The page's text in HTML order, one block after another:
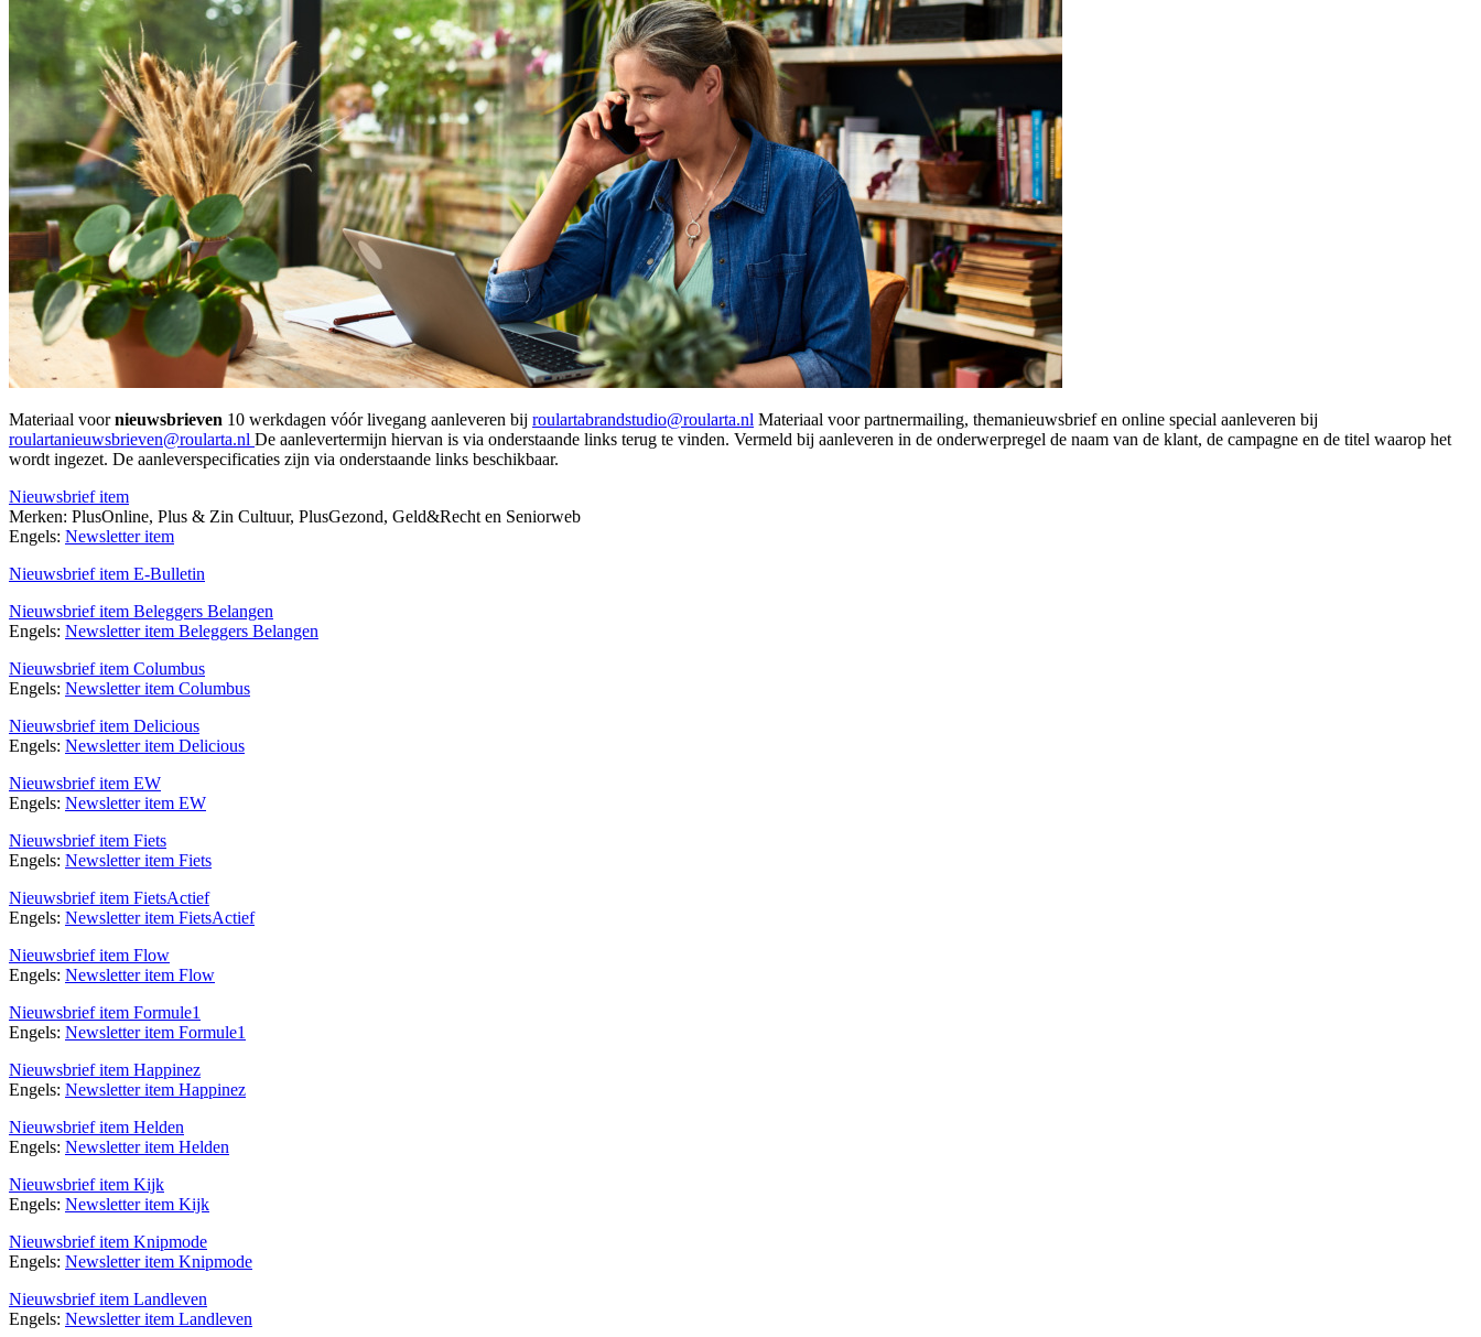
Materiaal voornieuwsbrieven 10 werkdagen vóór livegang aanleveren bij roulartabrandstudio@roularta.nl Materiaal voor partnermailing, themanieuwsbrief en online special aanleveren bij
roulartanieuwsbrieven@roularta.nl De aanlevertermijn hiervan is via onderstaande links terug te vinden. Vermeld bij aanleveren in de onderwerpregel de naam van de klant, de campagne en de titel waarop het
wordt ingezet. De aanleverspecificaties zijn via onderstaande links beschikbaar.
Nieuwsbrief item
Merken: PlusOnline, Plus & Zin Cultuur, PlusGezond, Geld&Recht en Seniorweb
Engels: Newsletter item
Nieuwsbrief item E-Bulletin
Nieuwsbrief item Beleggers Belangen
Engels: Newsletter item Beleggers Belangen
Nieuwsbrief item Columbus
Engels: Newsletter item Columbus
Nieuwsbrief item Delicious
Engels: Newsletter item Delicious
Nieuwsbrief item EW
Engels: Newsletter item EW
Nieuwsbrief item Fiets
Engels: Newsletter item Fiets
Nieuwsbrief item FietsActief
Engels: Newsletter item FietsActief
Nieuwsbrief item Flow
Engels: Newsletter item Flow
Nieuwsbrief item Formule1
Engels: Newsletter item Formule1
Nieuwsbrief item Happinez
Engels: Newsletter item Happinez
Nieuwsbrief item Helden
Engels: Newsletter item Helden
Nieuwsbrief item Kijk
Engels: Newsletter item Kijk
Nieuwsbrief item Knipmode
Engels: Newsletter item Knipmode
Nieuwsbrief item Landleven
Engels: Newsletter item Landleven